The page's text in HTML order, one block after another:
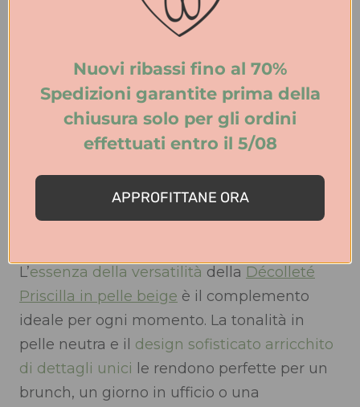
L’essenza della versatilità della Décolleté
Priscilla in pelle beige è il complemento
ideale per ogni momento. La tonalità in
pelle neutra e il design sofisticato arricchito
di dettagli unici le rendono perfette per un
brunch, un giorno in ufficio o una
Nuovi ribassi fino al 70%
Spedizioni garantite prima della
chiusura solo per gli ordini
effettuati entro il 5/08
APPROFITTANE ORA